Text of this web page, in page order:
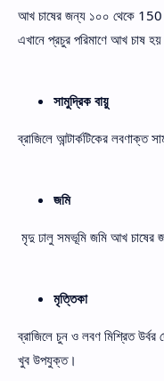
আখ চাষের জন্য ১০০ থেকে 150
এখানে প্রচুর পরিমাণে আখ চাষ
সামুদ্রিক বায়ু
ব্রাজিলে আন্টার্কটিকের লবণাক্ত
জমি
মৃদু ঢালু সমভূমি জমি আখ
মৃত্তিকা
ব্রাজিলে চুন ও লবণ মিশ্রিত
খুব উপযুক্ত।